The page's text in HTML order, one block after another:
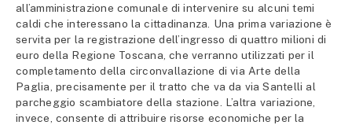
all’amministrazione comunale di intervenire su alcuni temi
caldi che interessano la cittadinanza. Una prima variazione è
servita per la registrazione dell’ingresso di quattro milioni di
euro della Regione Toscana, che verranno utilizzati per il
completamento della circonvallazione di via Arte della
Paglia, precisamente per il tratto che va da via Santelli al
parcheggio scambiatore della stazione. L’altra variazione,
invece, consente di attribuire risorse economiche per la